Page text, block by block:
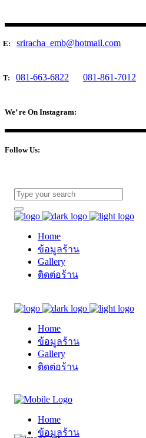
E: sriracha_emb@hotmail.com
T: 081-663-6822 081-861-7012
We’ re On Instagram:
Follow Us:
Home
ข้อมูลร้าน
Gallery
ติดต่อร้าน
Home
ข้อมูลร้าน
Gallery
ติดต่อร้าน
Home
ข้อมูลร้าน